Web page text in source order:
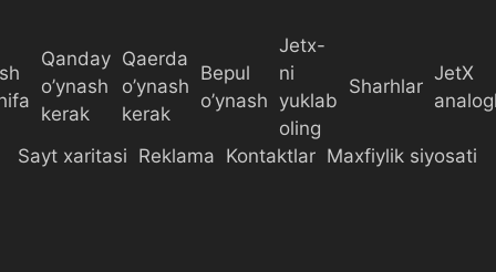
i
e
s
Qanday
o’ynash
kerak
Qaerda
o’ynash
kerak
Bepul
o’ynash
Jetx-
ni
yuklab
oling
Sharhlar
JetX
Sayt xaritasi Reklama Kontaktlar Maxfiylik siyosati